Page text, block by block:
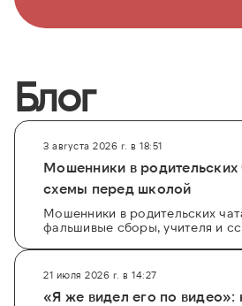
Блог
3 августа 2026 г. в 18:51
Мошенники в родительских
схемы перед школой
Мошенники в родительских
фальшивые сборы, учителя и
21 июля 2026 г. в 14:27
«Я же видел его по видео»: